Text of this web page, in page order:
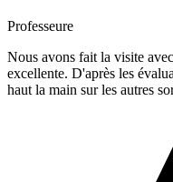
Professeure
Nous avons fait la visite
excellente. D'après les
haut la main sur les autres